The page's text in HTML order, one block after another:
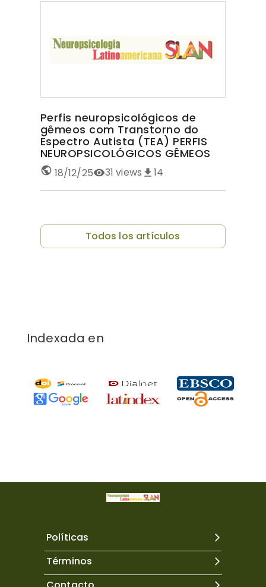
Perfis neuropsicológicos de
gêmeos com Transtorno do
Espectro Autista (TEA) PERFIS
NEUROPSICOLÓGICOS GÊMEOS
COM TEA
18/12/25 31 views 14
Todos los artículos
Indexada en
Políticas
Términos